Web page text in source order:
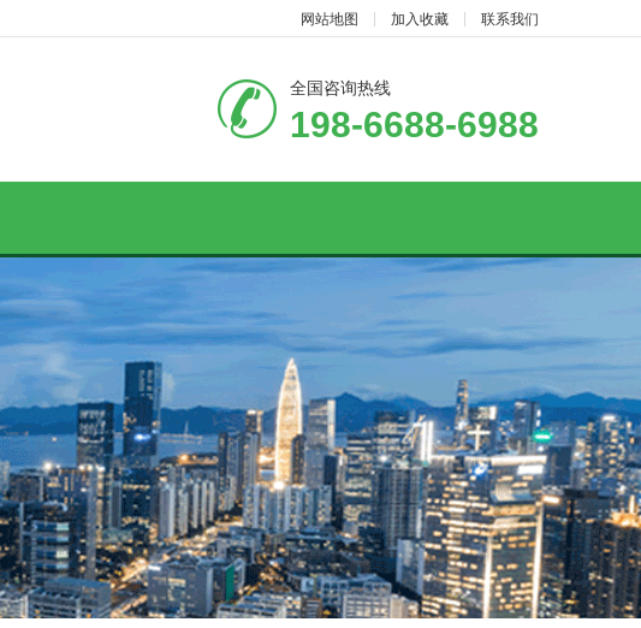
网站地图 加入收藏 联系我们
全国咨询热线
198-6688-6988